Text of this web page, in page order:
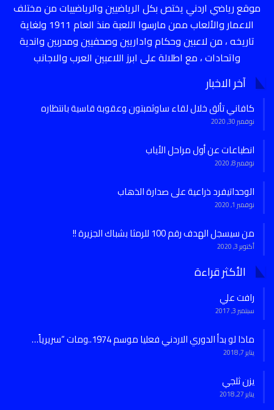
موقع رياضي اردني يختص بكل الرياضيين والرياضييات من مختلف
الاعمار والألعاب ممن مارسوا اللعبة منذ العام 1911 ولغاية
تاريخه ، من لاعبين وحكام واداريين وصحفيين ومدربين واندية
واتحادات ، مع اطلالة على ابرز اللاعبين العرب والاجانب
آخر الاخبار
كافاني تألق خلال لقاء ساوثمبتون وعقوبة قاسية بانتظاره
نوفمبر 30, 2020
انطباعات عن أول مراحل الأياب
نوفمبر 8, 2020
الوحداتيفرد ذراعية على صدارة الذهاب
نوفمبر 1, 2020
من سيسجل الهدف رقم 100 للرمثا بشباك الجزيرة !!
أكتوبر 3, 2020
الأكثر قراءة
رافت علي
سبتمبر 3, 2017
ماذا لو بدأ الدوري الاردني فعليا موسم 1974..ومات “سريرياً…
يناير 7, 2018
يزن ثلجي
يناير 27, 2018